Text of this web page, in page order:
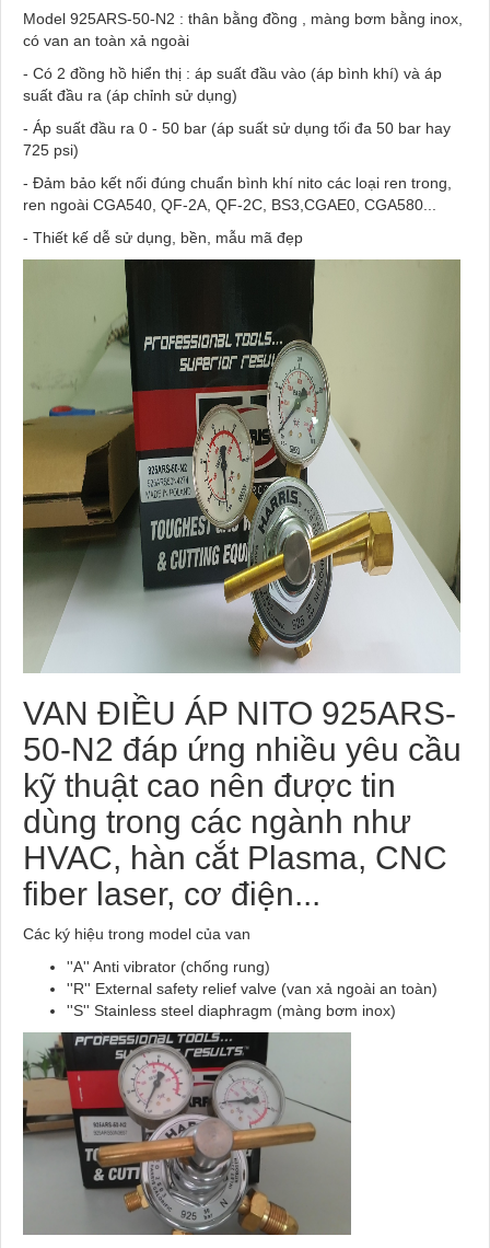
Model 925ARS-50-N2 : thân bằng đồng , màng bơm bằng inox,
có van an toàn xả ngoài
- Có 2 đồng hồ hiển thị : áp suất đầu vào (áp bình khí) và áp
suất đầu ra (áp chỉnh sử dụng)
- Áp suất đầu ra 0 - 50 bar (áp suất sử dụng tối đa 50 bar hay
725 psi)
- Đảm bảo kết nối đúng chuẩn bình khí nito các loại ren trong,
ren ngoài CGA540, QF-2A, QF-2C, BS3,CGAE0, CGA580...
- Thiết kế dễ sử dụng, bền, mẫu mã đẹp
VAN ĐIỀU ÁP NITO 925ARS-
50-N2 đáp ứng nhiều yêu cầu
kỹ thuật cao nên được tin
dùng trong các ngành như
HVAC, hàn cắt Plasma, CNC
fiber laser, cơ điện...
Các ký hiệu trong model của van
''A'' Anti vibrator (chống rung)
''R'' External safety relief valve (van xả ngoài an toàn)
''S'' Stainless steel diaphragm (màng bơm inox)